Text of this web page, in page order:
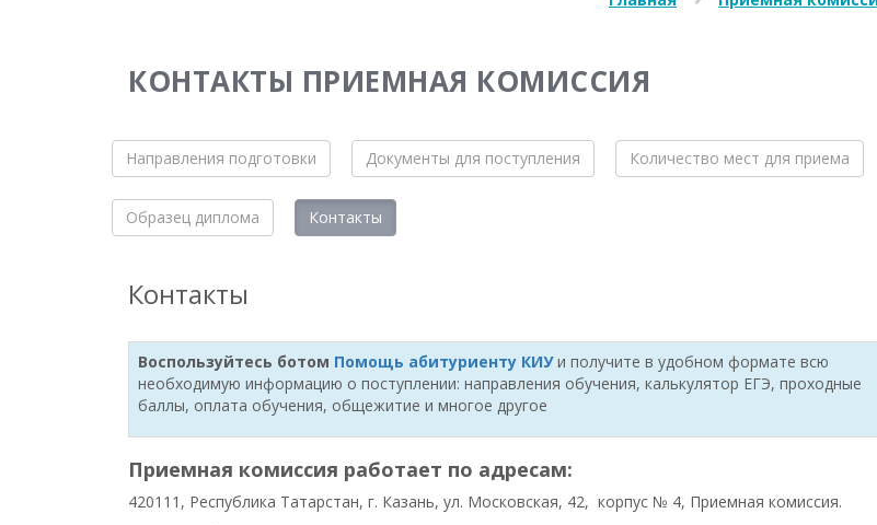
КОНТАКТЫ ПРИЕМНАЯ КОМИССИЯ
Направления подготовки Документы для поступления Количество мест для приема
Образец диплома Контакты
Контакты
Воспользуйтесь ботом Помощь абитуриенту КИУи получите в удобном формате всю
необходимую информацию о поступлении: направления обучения, калькулятор ЕГЭ, проходные
баллы, оплата обучения, общежитие и многое другое
Приемная комиссия работает по адресам:
420111, Республика Татарстан, г. Казань, ул. Московская, 42, корпус № 4, Приемная комиссия.